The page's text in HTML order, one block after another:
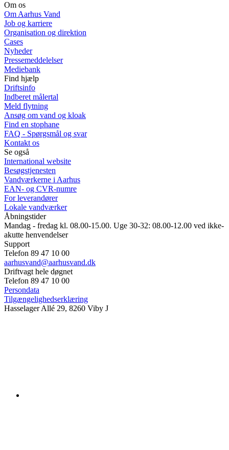
Om os
Om Aarhus Vand
Job og karriere
Organisation og direktion
Cases
Nyheder
Pressemeddelelser
Mediebank
Find hjælp
Driftsinfo
Indberet målertal
Meld flytning
Ansøg om vand og kloak
Find en stophane
FAQ - Spørgsmål og svar
Kontakt os
Se også
International website
Besøgstjenesten
Vandværkerne i Aarhus
EAN- og CVR-numre
For leverandører
Lokale vandværker
Åbningstider
Mandag - fredag kl. 08.00-15.00. Uge 30-32: 08.00-12.00 ved ikke-
akutte henvendelser
Support
Telefon 89 47 10 00
aarhusvand@aarhusvand.dk
Driftvagt hele døgnet
Telefon 89 47 10 00
Persondata
Tilgængelighedserklæring
Hasselager Allé 29, 8260 Viby J